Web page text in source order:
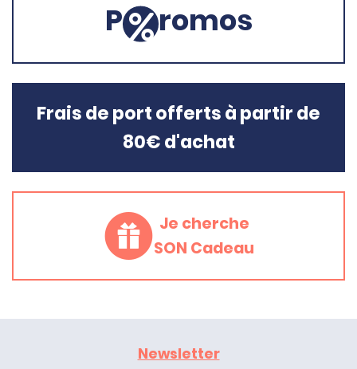
P romos
Frais de port offerts à partir de
80€ d'achat
Je cherche
SON Cadeau
Newsletter